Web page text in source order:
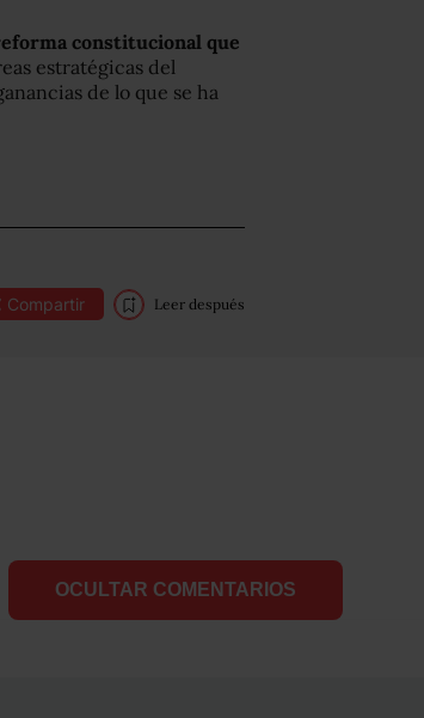
constitucional que
estratégicas del
de lo que se ha
Compartir Leer después
OCULTAR COMENTARIOS